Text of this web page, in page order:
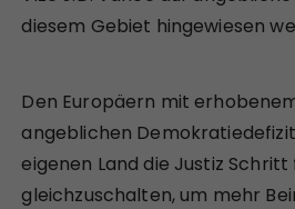
diesem Gebiet hingewiesen
Den Europäern mit
angeblichen
eigenen Land die Justiz
gleichzuschalten, um mehr